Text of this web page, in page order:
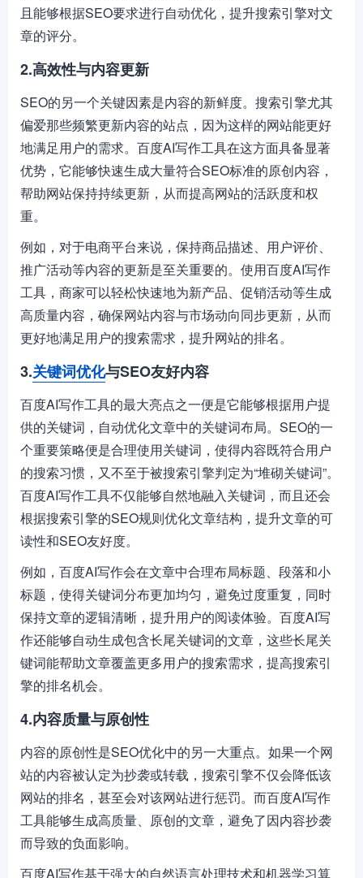
且能够根据SEO要求进行自动优化，提升搜索引擎对文
章的评分。
2.高效性与内容更新
SEO的另一个关键因素是内容的新鲜度。搜索引擎尤其
偏爱那些频繁更新内容的站点，因为这样的网站能更好
地满足用户的需求。百度AI写作工具在这方面具备显著
优势，它能够快速生成大量符合SEO标准的原创内容，
帮助网站保持持续更新，从而提高网站的活跃度和权
重。
例如，对于电商平台来说，保持商品描述、用户评价、
推广活动等内容的更新是至关重要的。使用百度AI写作
工具，商家可以轻松快速地为新产品、促销活动等生成
高质量内容，确保网站内容与市场动向同步更新，从而
更好地满足用户的搜索需求，提升网站的排名。
3.关键词优化与SEO友好内容
百度AI写作工具的最大亮点之一便是它能够根据用户提
供的关键词，自动优化文章中的关键词布局。SEO的一
个重要策略便是合理使用关键词，使得内容既符合用户
的搜索习惯，又不至于被搜索引擎判定为“堆砌关键词”。
百度AI写作工具不仅能够自然地融入关键词，而且还会
根据搜索引擎的SEO规则优化文章结构，提升文章的可
读性和SEO友好度。
例如，百度AI写作会在文章中合理布局标题、段落和小
标题，使得关键词分布更加均匀，避免过度重复，同时
保持文章的逻辑清晰，提升用户的阅读体验。百度AI写
作还能够自动生成包含长尾关键词的文章，这些长尾关
键词能帮助文章覆盖更多用户的搜索需求，提高搜索引
擎的排名机会。
4.内容质量与原创性
内容的原创性是SEO优化中的另一大重点。如果一个网
站的内容被认定为抄袭或转载，搜索引擎不仅会降低该
网站的排名，甚至会对该网站进行惩罚。而百度AI写作
工具能够生成高质量、原创的文章，避免了因内容抄袭
而导致的负面影响。
百度AI写作基于强大的自然语言处理技术和机器学习算